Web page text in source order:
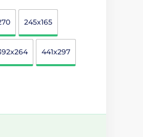
245x165
441x297